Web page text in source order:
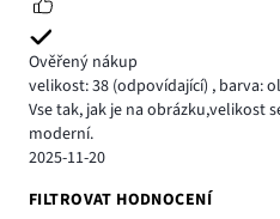
Ověřený nákup
velikost: 38 (odpovídající) , barva:
Vse tak, jak je na obrázku,velikost
moderní.
2025-11-20
FILTROVAT HODNOCENÍ